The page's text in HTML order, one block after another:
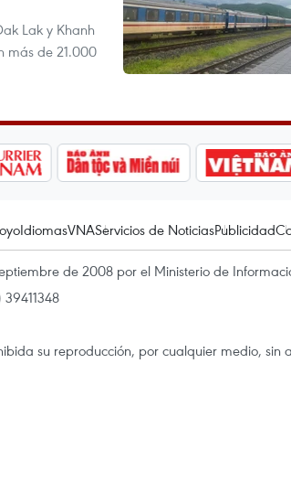
Lak y Khanh
más de 21.000
IdiomasVNAServicios de NoticiasPublicidad
de 2008 por el Ministerio de
su reproducción, por cualquier medio, sin